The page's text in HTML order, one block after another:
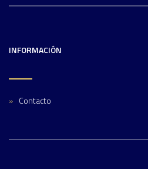
INFORMACIÓN
Contacto